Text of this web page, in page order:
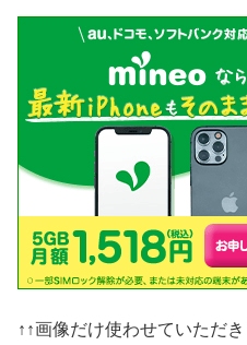
↑↑画像だけ使わせていただき